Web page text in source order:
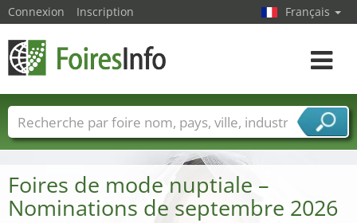
Foires de mode nuptiale –
Nominations de septembre 2026
Connexion Inscription Français
Toggle
Foire noms Pays Villes
Secteurs de foire
Secteurs du fournisseur de services